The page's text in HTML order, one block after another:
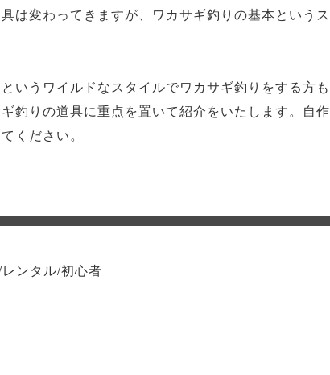
は変わってきますが、ワカサギ釣りの基本というス
いうワイルドなスタイルでワカサギ釣りをする方も
釣りの道具に重点を置いて紹介をいたします。自作
ください。